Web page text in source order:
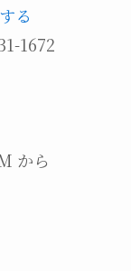
る
1672
から